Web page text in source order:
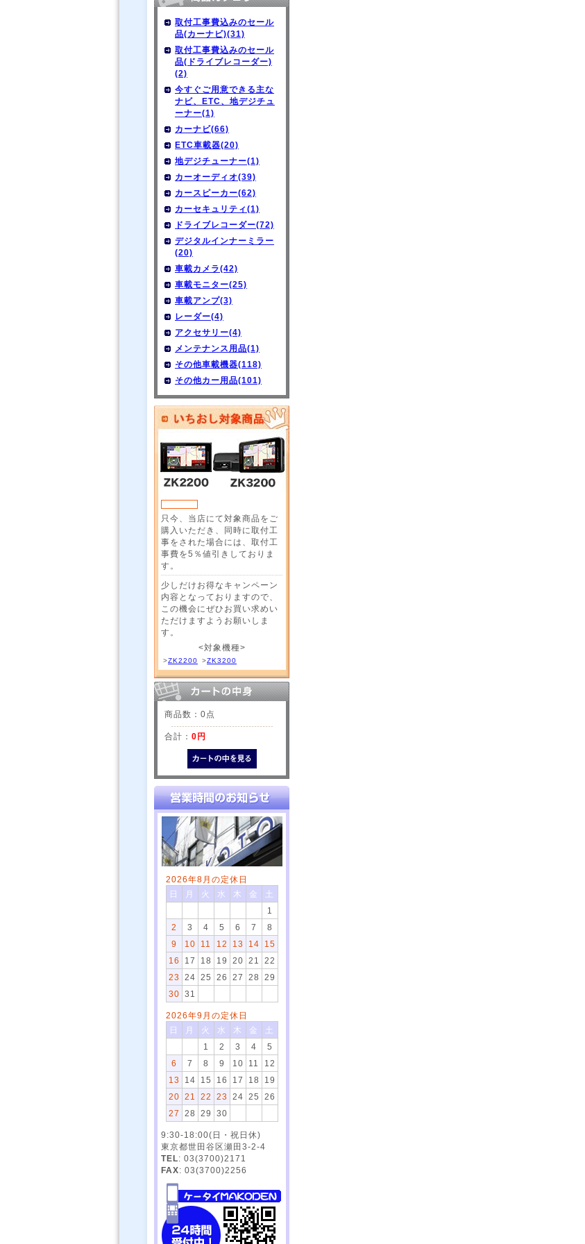
取付工事費込みのセール
品(カーナビ)(31)
取付工事費込みのセール
品(ドライブレコーダー)
(2)
今すぐご用意できる主な
ナビ、ETC、地デジチュ
ーナー(1)
カーナビ(66)
ETC車載器(20)
地デジチューナー(1)
カーオーディオ(39)
カースピーカー(62)
カーセキュリティ(1)
ドライブレコーダー(72)
デジタルインナーミラー
(20)
車載カメラ(42)
車載モニター(25)
車載アンプ(3)
レーダー(4)
アクセサリー(4)
メンテナンス用品(1)
その他車載機器(118)
その他カー用品(101)
只今、当店にて対象商品をご
購入いただき、同時に取付工
事をされた場合には、取付工
事費を5％値引きしておりま
す。
少しだけお得なキャンペーン
内容となっておりますので、
この機会にぜひお買い求めい
ただけますようお願いしま
す。
<対象機種>
>ZK2200 >ZK3200
商品数：0点
合計： 0円
2026年8月の定休日
日
月 火 水 木 金
土
1
2
3 4 5 6 7
8
9
10 11 12 13 14
15
16
17 18 19 20 21
22
23
24 25 26 27 28
29
30
31
2026年9月の定休日
日
月 火 水 木 金
土
1
2 3 4
5
6
7 8 9 10 11
12
13
14 15 16 17 18
19
20
21 22 23 24 25
26
27
28 29 30
9:30-18:00(日・祝日休)
東京都世田谷区瀬田3-2-4
TEL: 03(3700)2171
FAX: 03(3700)2256